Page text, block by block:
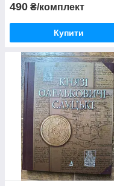
490 ₴/комплект
Купити